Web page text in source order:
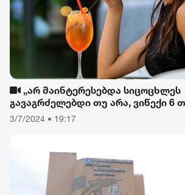
„არ მაინტერესებდა სიცოცხლეს
გავაგრძელებდი თუ არა, ვიწექი 6
დავიწყებული მქონდა კვება,
3/7/2024 • 19:17